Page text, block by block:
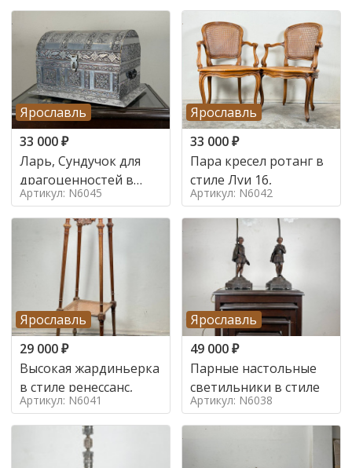
Ярославль
33 000₽
Ларь, Сундучок для
драгоценностей в
стиле
Артикул: N6045
Ярославль
33 000₽
Пара кресел ротанг в
стиле Луи 16,
Артикул: N6042
Ярославль
29 000₽
Высокая жардиньерка
в стиле ренессанс,
Артикул: N6041
Ярославль
49 000₽
Парные настольные
светильники в стиле
Артикул: N6038